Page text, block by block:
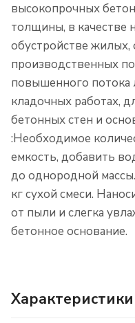
высокопрочных
толщины, в качестве
обустройстве
производственных
повышенного
кладочных работах,
бетонных стен и
:Необходимое
емкость, добавить
до однородной
кг сухой смеси.
от пыли и слегка
бетонное основание.
Характеристики